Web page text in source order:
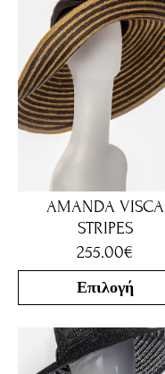
AMANDA VISCA
STRIPES
255.00€
Επιλογή